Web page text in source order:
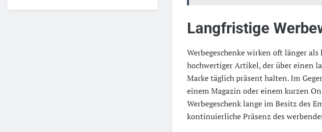
Langfristige
Werbegeschenke wirken oft länger
hochwertiger Artikel, der über einen
Marke täglich präsent halten. Im
einem Magazin oder einem kurzen
Werbegeschenk lange im Besitz des
kontinuierliche Präsenz des